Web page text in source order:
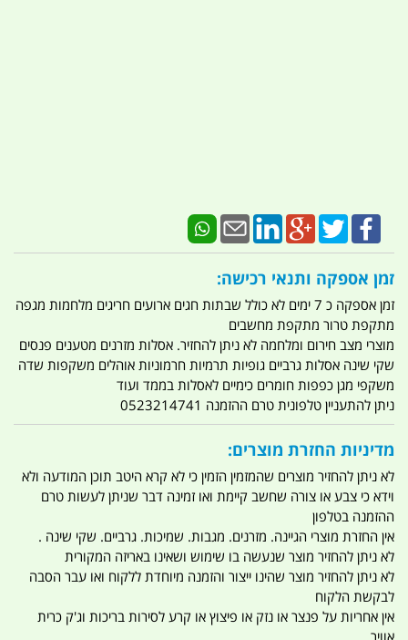
זמן אספקה ותנאי רכישה:
זמן אספקה כ 7 ימים לא כולל שבתות חגים ארועים חריגים מלחמות מגפה
מתקפת טרור מתקפת מחשבים
מוצרי מצב חירום ומלחמה לא ניתן להחזיר. אסלות מזרנים מטענים פנסים
שקי שינה אסלות גרביים גופיות תרמיות חרמוניות אוהלים משקפות שדה
משקפי מגן כפפות חומרים כימיים לאסלות בממד ועוד
ניתן להתעניין טלפונית טרם ההזמנה 0523214741
מדיניות החזרת מוצרים:
לא ניתן להחזיר מוצרים שהמזמין הזמין כי לא קרא היטב תוכן המודעה ולא
וידא כי צבע או צורה שחשב קיימת ואו זמינה דבר שניתן לעשות טרם
ההזמנה בטלפון
אין החזרת מוצרי הגיינה. מזרנים. מגבות. שמיכות. גרביים. שקי שינה .
לא ניתן להחזיר מוצר שנעשה בו שימוש ושאינו באריזה המקורית
לא ניתן להחזיר מוצר שהינו ייצור והזמנה מיוחדת ללקוח ואו עבר הסבה
לבקשת הלקוח
אין אחריות על פנצר או נזק או פיצוץ או קרע לסירות בריכות וג'ק כרית
אוויר